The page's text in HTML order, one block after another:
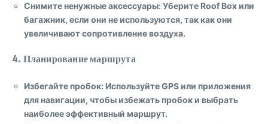
Снимите ненужные аксессуары: Уберите Roof Box или
багажник, если они не используются, так как они
увеличивают сопротивление воздуха.
4. Планирование маршрута
Избегайте пробок: Используйте GPS или приложения
для навигации, чтобы избежать пробок и выбрать
наиболее эффективный маршрут.